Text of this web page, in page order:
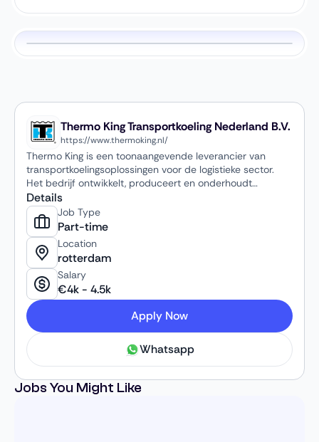
Thermo King Transportkoeling Nederland B.V.
https://www.thermoking.nl/
Thermo King is een toonaangevende leverancier van
transportkoelingsoplossingen voor de logistieke sector.
Het bedrijf ontwikkelt, produceert en onderhoudt
innovatieve koel- en klimaatsystemen voor gekoeld
transport, met een sterke focus op duurzaamheid en
technologische vooruitgang. Thermo King Nederland is
onderdeel van een internationale multinational en bedient
klanten door heel Nederland.
Details
Job Type
Part-time
Location
rotterdam
Salary
€4k - 4.5k
Apply Now
Whatsapp
Jobs You Might Like